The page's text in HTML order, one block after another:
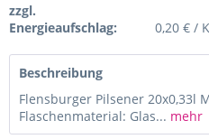
zzgl.
Energieaufschlag:
0,20 € /
Beschreibung
Flensburger Pilsener 20x0,33l
Flaschenmaterial: Glas... mehr